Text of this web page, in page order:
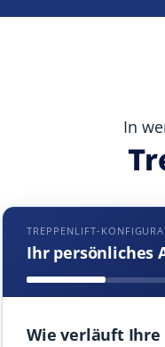
In
TREPPENLIFT-
Ihr persönliches
Wie verläuft Ihre